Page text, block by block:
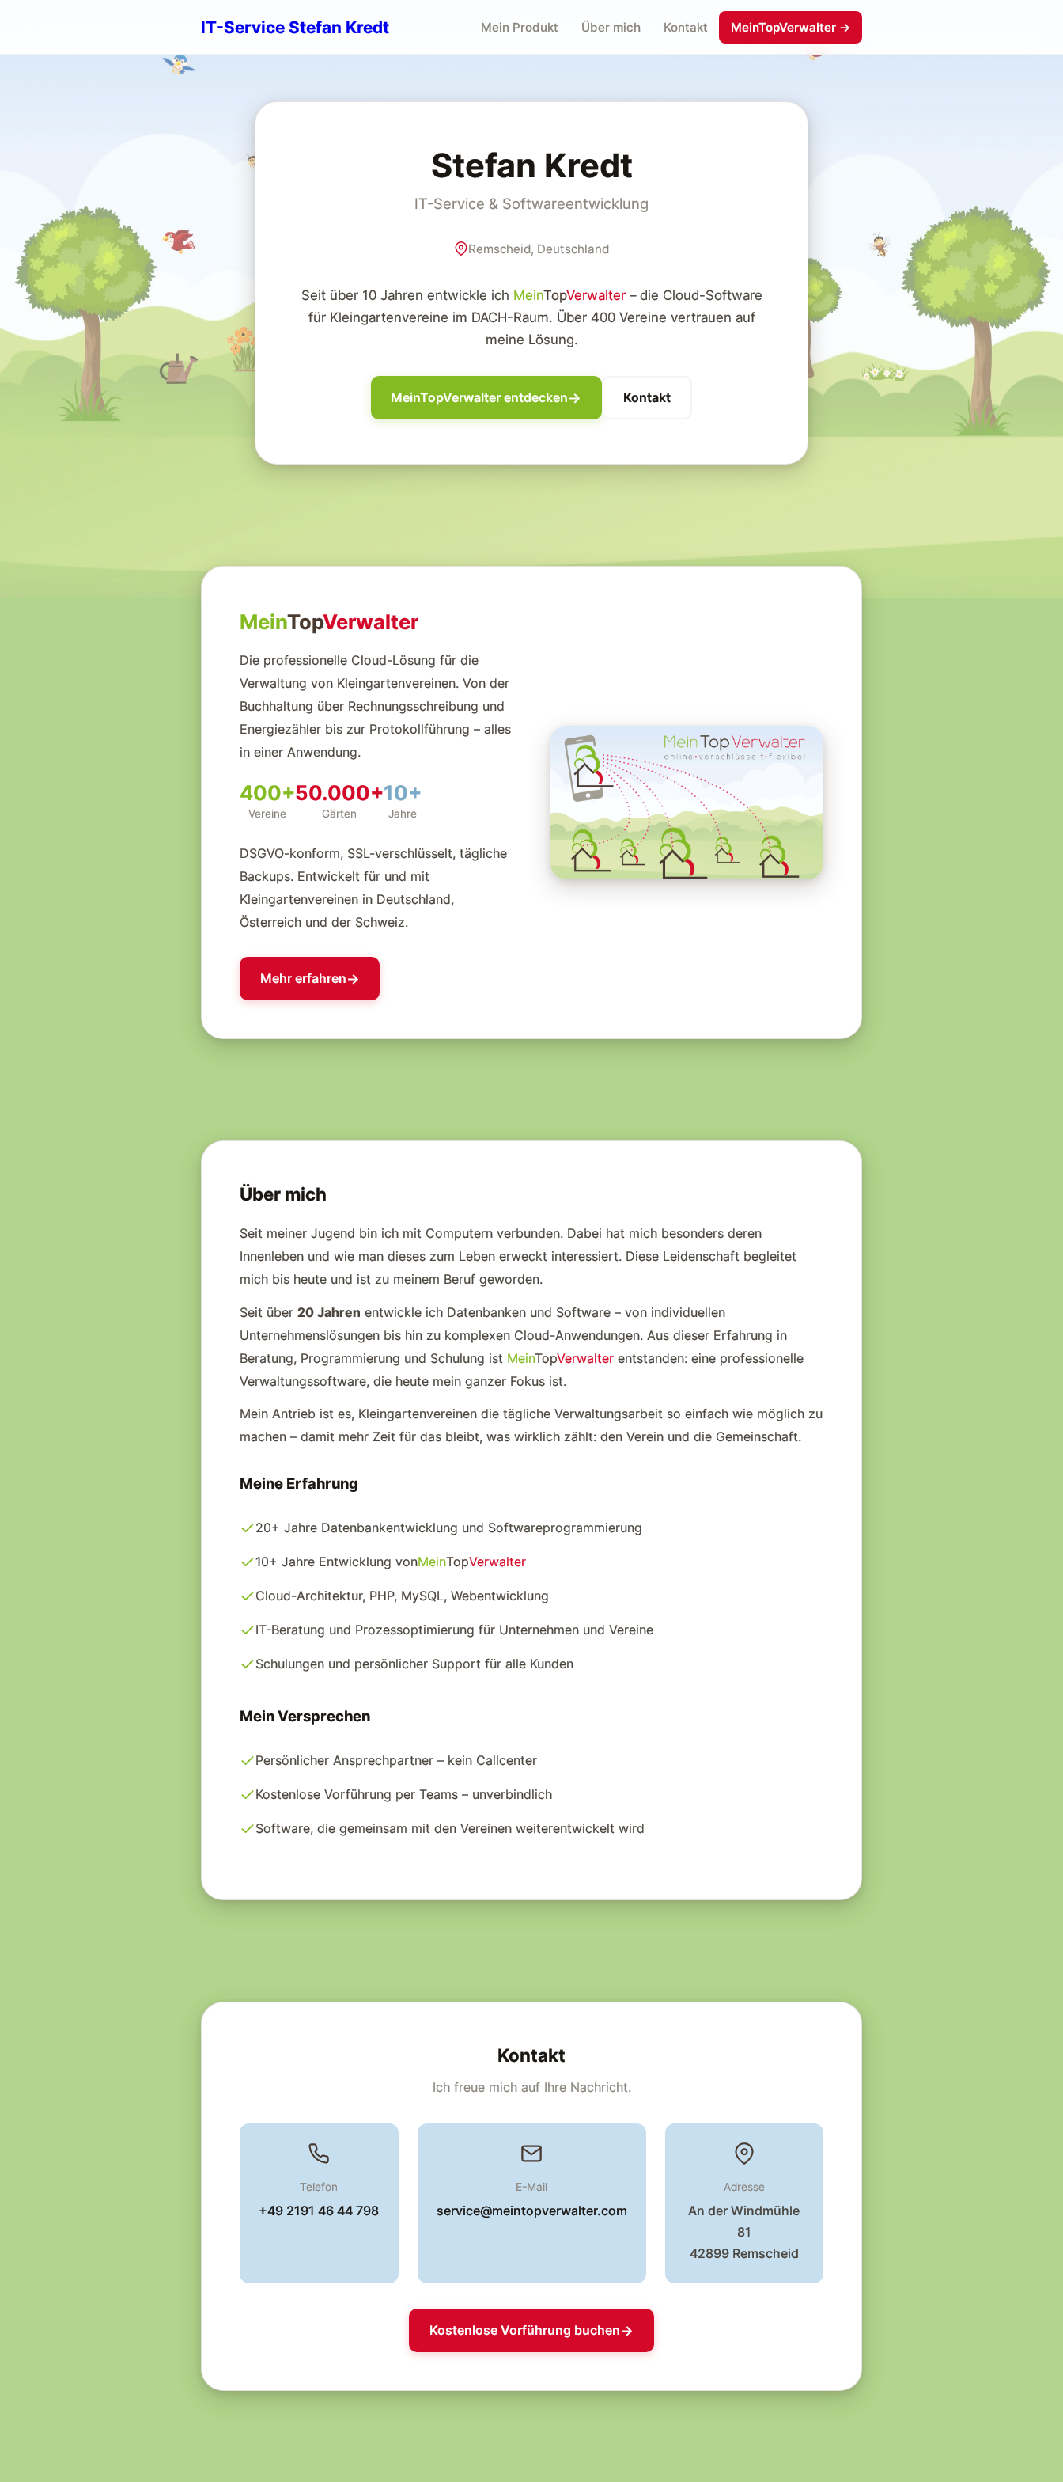
IT-Service Stefan Kredt Mein Produkt Über mich Kontakt MeinTopVerwalter →
Stefan Kredt
IT-Service & Softwareentwicklung
Remscheid, Deutschland
Seit über 10 Jahren entwickle ich MeinTopVerwalter– die Cloud-Software
für Kleingartenvereine im DACH-Raum. Über 400 Vereine vertrauen auf
meine Lösung.
MeinTopVerwalter entdecken Kontakt
MeinTopVerwalter
Die professionelle Cloud-Lösung für die
Verwaltung von Kleingartenvereinen. Von der
Buchhaltung über Rechnungsschreibung und
Energiezähler bis zur Protokollführung – alles
in einer Anwendung.
400+
Vereine
50.000+
Gärten
10+
Jahre
DSGVO-konform, SSL-verschlüsselt, tägliche
Backups. Entwickelt für und mit
Kleingartenvereinen in Deutschland,
Österreich und der Schweiz.
Mehr erfahren
Über mich
Seit meiner Jugend bin ich mit Computern verbunden. Dabei hat mich besonders deren
Innenleben und wie man dieses zum Leben erweckt interessiert. Diese Leidenschaft begleitet
mich bis heute und ist zu meinem Beruf geworden.
Seit über 20 Jahren entwickle ich Datenbanken und Software – von individuellen
Unternehmenslösungen bis hin zu komplexen Cloud-Anwendungen. Aus dieser Erfahrung in
Beratung, Programmierung und Schulung ist MeinTopVerwalter entstanden: eine professionelle
Verwaltungssoftware, die heute mein ganzer Fokus ist.
Mein Antrieb ist es, Kleingartenvereinen die tägliche Verwaltungsarbeit so einfach wie möglich zu
machen – damit mehr Zeit für das bleibt, was wirklich zählt: den Verein und die Gemeinschaft.
Meine Erfahrung
20+ Jahre Datenbankentwicklung und Softwareprogrammierung
10+ Jahre Entwicklung vonMeinTopVerwalter
Cloud-Architektur, PHP, MySQL, Webentwicklung
IT-Beratung und Prozessoptimierung für Unternehmen und Vereine
Schulungen und persönlicher Support für alle Kunden
Mein Versprechen
Persönlicher Ansprechpartner – kein Callcenter
Kostenlose Vorführung per Teams – unverbindlich
Software, die gemeinsam mit den Vereinen weiterentwickelt wird
Kontakt
Ich freue mich auf Ihre Nachricht.
Telefon
+49 2191 46 44 798
E-Mail
service@meintopverwalter.com
Adresse
An der Windmühle
81
42899 Remscheid
Kostenlose Vorführung buchen